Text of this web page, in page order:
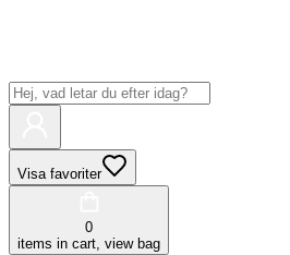
Visa favoriter
0
items in cart, view bag